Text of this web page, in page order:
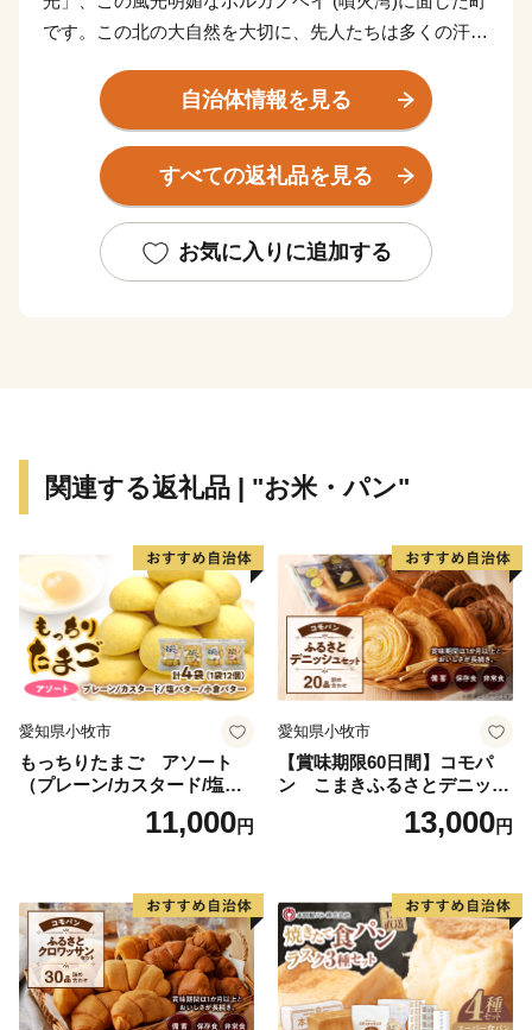
です。この北の大自然を大切に、先人たちは多くの汗を
の豊浦町があり、私たちは、この流した汗にまた一汗一
汗適応した施策を推し進め、次世代に受け継いでいかな
ければならないと考えています。
本町は従前より第一次産業において、大きく成長をし
「ホタテ」など、農業及び水産業が盛んであります。加
えて現在では、地場産品を生かした６次産業や観光事業
す。未来ある豊浦町の取り組みにご賛同いただき、皆様
自治体情報を見る
すべての返礼品を見る
お気に入りに追加する
関連する返礼品 | "お米・パン"
愛知県小牧市
もっちりたまご アソート
（プレーン/カスタード/塩バ
ター/小倉バター）11,000円
愛知県小牧市
【賞味期限60日間】コモパ
ン こまきふるさとデニッシ
ュセット（20個入り）／災害
用備蓄 保存食 非常食 防災グ
13,000円